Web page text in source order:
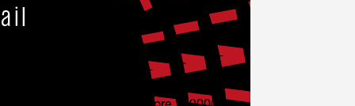
asiatico